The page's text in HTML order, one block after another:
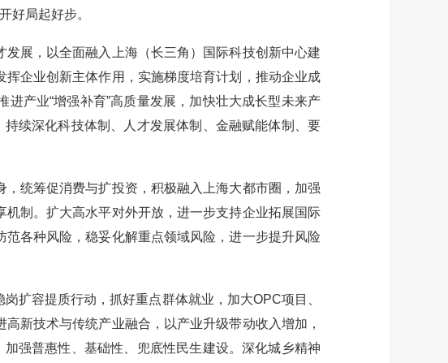
好局起好步。
展，以全面融入上海（长三角）国际科技创新中心建
企业创新主体作用，实施梯度培育计划，推动企业成
产业“增强补育”高质量发展，加快壮大成长型未来产
续深化科技体制、人才发展体制、金融赋能体制、要
统筹促消费与扩投资，积极融入上海大都市圈，加强
制。扩大高水平对外开放，进一步支持企业拓展国际
各种风险，稳妥化解重点领域风险，进一步提升风险
容提质行动，抓好重点群体就业，加大OPC项目、
新技术与传统产业融合，以产业升级带动收入增加，
强普惠性、基础性、兜底性民生建设。深化城乡精神